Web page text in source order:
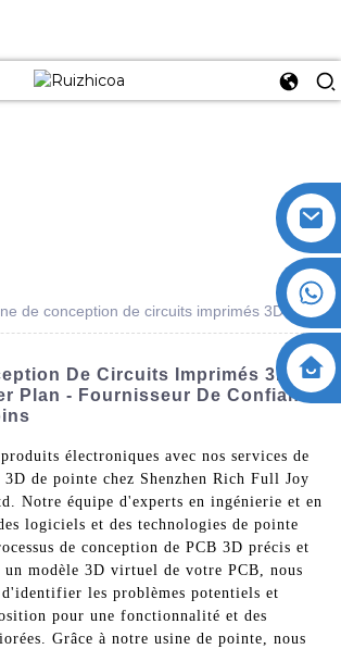
de conception de circuits imprimés 3D
De Circuits Imprimés 3D
Plan - Fournisseur De Confiance
électroniques avec nos services de
3D de pointe chez Shenzhen Rich Full Joy
Notre équipe d'experts en ingénierie et en
logiciels et des technologies de pointe
de conception de PCB 3D précis et
modèle 3D virtuel de votre PCB, nous
d'identifier les problèmes potentiels et
pour une fonctionnalité et des
Grâce à notre usine de pointe, nous